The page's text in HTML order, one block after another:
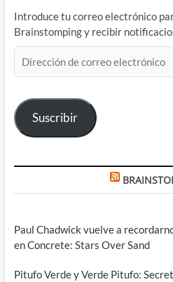
Introduce tu correo electrónico
Brainstomping y recibir
de
electrónico
Suscribir
Paul Chadwick vuelve a
en Concrete: Stars Over Sand
Pitufo Verde y Verde Pitufo: